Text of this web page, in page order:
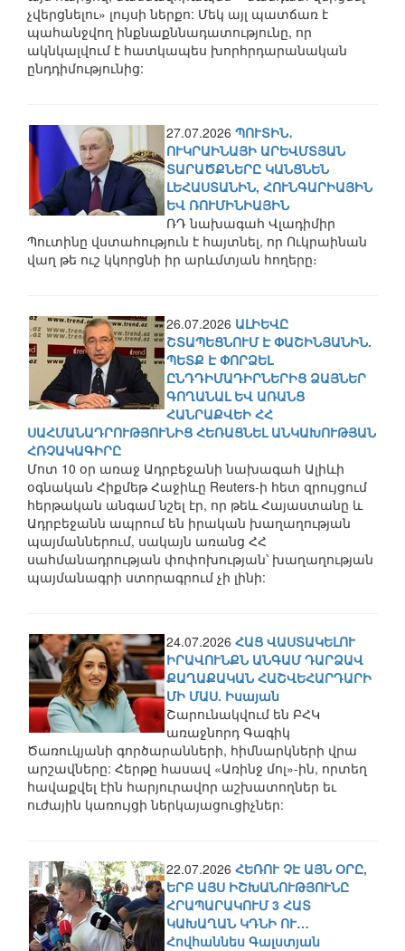
չվերցնելու» լույսի ներքո: Մեկ այլ պատճառ է
պահանջվող ինքնաքննադատությունը, որ
ակնկալվում է հատկապես խորհրդարանական
ընդդիմությունից:
27.07.2026 ՊՈՒՏԻՆ․
ՈՒԿՐԱԻՆԱՅԻ ԱՐԵՎՄՏՅԱՆ
ՏԱՐԱԾՔՆԵՐԸ ԿԱՆՑՆԵՆ
ԼԵՀԱՍՏԱՆԻՆ, ՀՈՒՆԳԱՐԻԱՅԻՆ
ԵՎ ՌՈՒՄԻՆԻԱՅԻՆ
ՌԴ նախագահ Վլադիմիր
Պուտինը վստահություն է հայտնել, որ Ուկրաինան
վաղ թե ուշ կկորցնի իր արևմտյան հողերը։
26.07.2026 ԱԼԻԵՎԸ
ՇՏԱՊԵՑՆՈՒՄ Է ՓԱՇԻՆՅԱՆԻՆ.
ՊԵՏՔ Է ՓՈՐՁԵԼ
ԸՆԴԴԻՄԱԴԻՐՆԵՐԻՑ ՁԱՅՆԵՐ
ԳՈՂԱՆԱԼ ԵՎ ԱՌԱՆՑ
ՀԱՆՐԱՔՎԵԻ ՀՀ
ՍԱՀՄԱՆԱԴՐՈՒԹՅՈՒՆԻՑ ՀԵՌԱՑՆԵԼ ԱՆԿԱԽՈՒԹՅԱՆ
ՀՌՉԱԿԱԳԻՐԸ
Մոտ 10 օր առաջ Ադրբեջանի նախագահ Ալիևի
օգնական Հիքմեթ Հաջիևը Reuters-ի հետ զրույցում
հերթական անգամ նշել էր, որ թեև Հայաստանը և
Ադրբեջանն ապրում են իրական խաղաղության
պայմաններում, սակայն առանց ՀՀ
սահմանադրության փոփոխության՝ խաղաղության
պայմանագրի ստորագրում չի լինի:
24.07.2026 ՀԱՑ ՎԱՍՏԱԿԵԼՈՒ
ԻՐԱՎՈՒՆՔՆ ԱՆԳԱՄ ԴԱՐՁԱՎ
ՔԱՂԱՔԱԿԱՆ ՀԱՇՎԵՀԱՐԴԱՐԻ
ՄԻ ՄԱՍ. Իսայան
Շարունակվում են ԲՀԿ
առաջնորդ Գագիկ
Ծառուկյանի գործարանների, հիմնարկների վրա
արշավները: Հերթը հասավ «Առինջ մոլ»-ին, որտեղ
հավաքվել էին հարյուրավոր աշխատողներ եւ
ուժային կառույցի ներկայացուցիչներ:
22.07.2026 ՀԵՌՈՒ ՉԷ ԱՅՆ ՕՐԸ,
ԵՐԲ ԱՅՍ ԻՇԽԱՆՈՒԹՅՈՒՆԸ
ՀՐԱՊԱՐԱԿՈՒՄ 3 ՀԱՏ
ԿԱԽԱՂԱՆ ԿԴՆԻ ՈՒ…
Հովհաննես Գալստյան